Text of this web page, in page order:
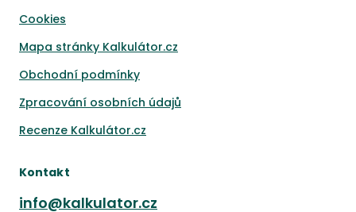
Cookies
Mapa stránky Kalkulátor.cz
Obchodní podmínky
Zpracování osobních údajů
Recenze Kalkulátor.cz
Kontakt
info@kalkulator.cz